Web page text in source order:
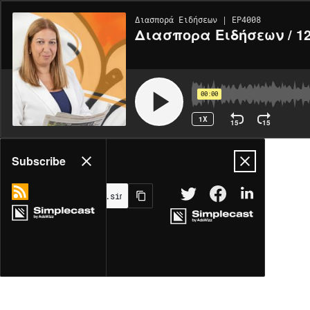
Διασπορά Ειδήσεων | EP4008
Διασπορα Ειδήσεων /
00:00
1X 15 15
Share
MORE OPTIONS
Subscribe